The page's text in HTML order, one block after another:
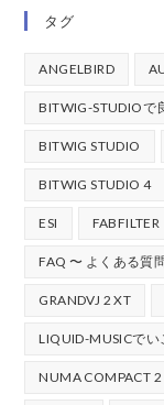
タグ
ANGELBIRD
BITWIG-STUDIOで
BITWIG STUDIO
BITWIG STUDIO 4
ESI FABFILTER
FAQ 〜 よくある質
GRANDVJ 2 XT
LIQUID-MUSICでい
NUMA COMPACT 2